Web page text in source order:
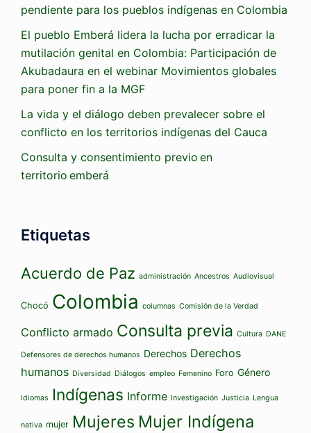
pendiente para los pueblos indígenas en Colombia
El pueblo Emberá lidera la lucha por erradicar la
mutilación genital en Colombia: Participación de
Akubadaura en el webinar Movimientos globales
para poner fin a la MGF
La vida y el diálogo deben prevalecer sobre el
conflicto en los territorios indígenas del Cauca
Consulta y consentimiento previo en
territorio emberá
Etiquetas
Acuerdo de Paz administración Ancestros Audiovisual
Chocó Colombia columnas Comisión de la Verdad
Conflicto armado Consulta previa Cultura DANE
Defensores de derechos humanos Derechos Derechos
humanos Diversidad Diálogos empleo Femenino Foro Género
Idiomas Indígenas Informe Investigación Justicia Lengua
nativa mujer Mujeres Mujer Indígena